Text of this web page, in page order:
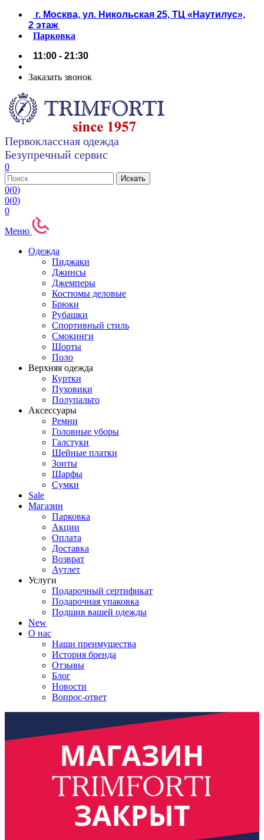
г. Москва, ул. Никольская 25, ТЦ «Наутилус»,
2 этаж
Парковка
11:00 - 21:30
Заказать звонок
Первоклассная одежда
Безупречный сервис
0
0(0)
0(0)
0
Меню
Одежда
Пиджаки
Джинсы
Джемперы
Костюмы деловые
Брюки
Рубашки
Спортивный стиль
Смокинги
Шорты
Поло
Верхняя одежда
Куртки
Пуховики
Полупальто
Аксессуары
Ремни
Головные уборы
Галстуки
Шейные платки
Зонты
Шарфы
Сумки
Sale
Магазин
Парковка
Акции
Оплата
Доставка
Возврат
Аутлет
Услуги
Подарочный сертификат
Подарочная упаковка
Подшив вашей одежды
New
О нас
Наши преимущества
История бренда
Отзывы
Блог
Новости
Вопрос-ответ